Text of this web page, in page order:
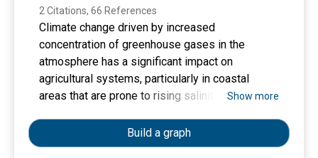
fokus pada promosi melalui media sosial dan
kerjasama dengan distributor lokal telah berhasil
meningkatkan volume penjualan produk UD.
Empat Putri. Adapun strategi yang dapat
dilakukan oleh UD. Empat Putri untuk
mengembangkan perusahaan pada posisi
Pengembangan pasar dan Pengembangan
produk. Diharapkan penelitian ini dapat menjadi
2 Citations, 66 References
Climate change driven by increased
concentration of greenhouse gases in the
atmosphere has a significant impact on
agricultural systems, particularly in coastal
areas that are prone to rising salinity and
biofertilizers as a strategy for enhancing soil
carbon stocks is crucial, given their role in
Show more
Build a graph